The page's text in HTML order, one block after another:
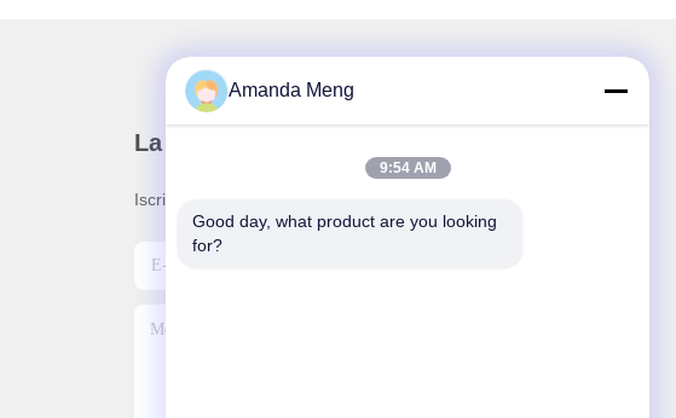
La nostra newsletter
Iscriviti alla nostra newsletter per sconti e altro.
Amanda Meng
9:54 AM
Good day, what product are you looking
for?